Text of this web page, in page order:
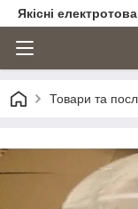
Якісні
Товари та